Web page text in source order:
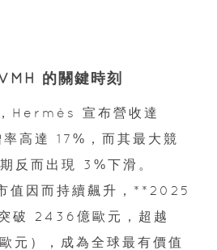
的關鍵時刻
Hermès 宣布營收達
高達 17%，而其最大競
反而出現 3%下滑。
值因而持續飆升，**2025
破 2436億歐元，超越
元），成為全球最有價值